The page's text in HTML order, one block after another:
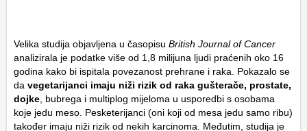
Velika studija objavljena u časopisu British Journal of Cancer
analizirala je podatke više od 1,8 milijuna ljudi praćenih oko 16
godina kako bi ispitala povezanost prehrane i raka. Pokazalo se
da vegetarijanci imaju niži rizik od raka gušterače, prostate,
dojke , bubrega i multiplog mijeloma u usporedbi s osobama
koje jedu meso. Pesketerijanci (oni koji od mesa jedu samo ribu)
također imaju niži rizik od nekih karcinoma. Međutim, studija je